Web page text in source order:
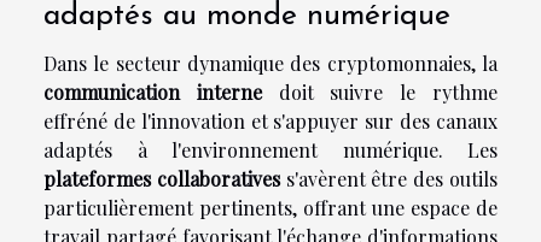
adaptés au monde numérique
Dans le secteur dynamique des cryptomonnaies, la
communication internedoit suivre le rythme
effréné de l'innovation et s'appuyer sur des canaux
adaptés à l'environnement numérique. Les
plateformes collaborativess'avèrent être des outils
particulièrement pertinents, offrant une espace de
travail partagé favorisant l'échange d'informations